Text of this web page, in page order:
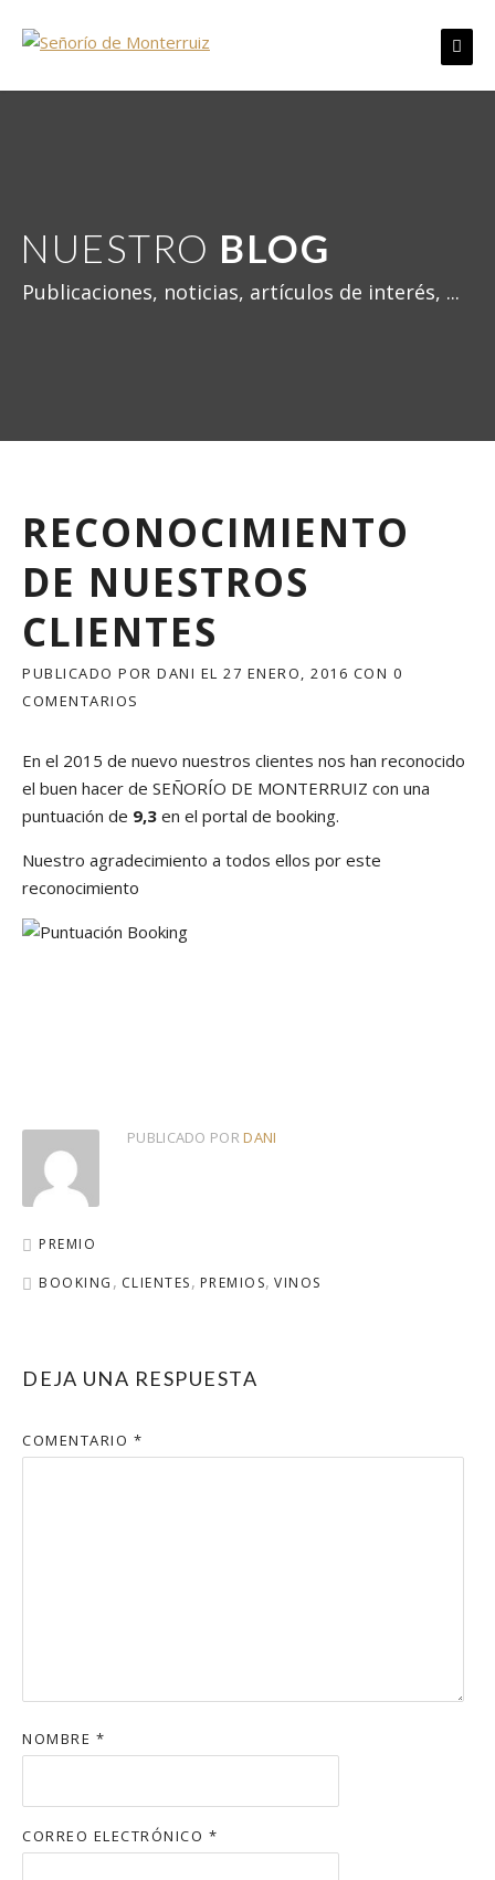
NUESTRO BLOG
Publicaciones, noticias, artículos de interés, ...
RECONOCIMIENTO
DE NUESTROS
CLIENTES
PUBLICADO POR DANI EL 27 ENERO, 2016 CON 0
COMENTARIOS
En el 2015 de nuevo nuestros clientes nos han reconocido
el buen hacer de SEÑORÍO DE MONTERRUIZ con una
puntuación de 9,3 en el portal de booking.
Nuestro agradecimiento a todos ellos por este
reconocimiento
PUBLICADO PORDANI
PREMIO
BOOKING CLIENTES PREMIOS VINOS
DEJA UNA RESPUESTA
COMENTARIO *
NOMBRE *
CORREO ELECTRÓNICO *